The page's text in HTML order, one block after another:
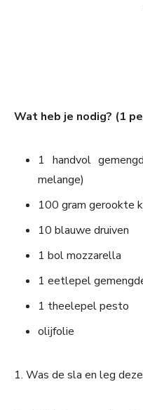
Wat heb je nodig? (1
1 handvol
melange)
100 gram gerookte
10 blauwe druiven
1 bol mozzarella
1 eetlepel
1 theelepel pesto
olijfolie
1. Was de sla en leg